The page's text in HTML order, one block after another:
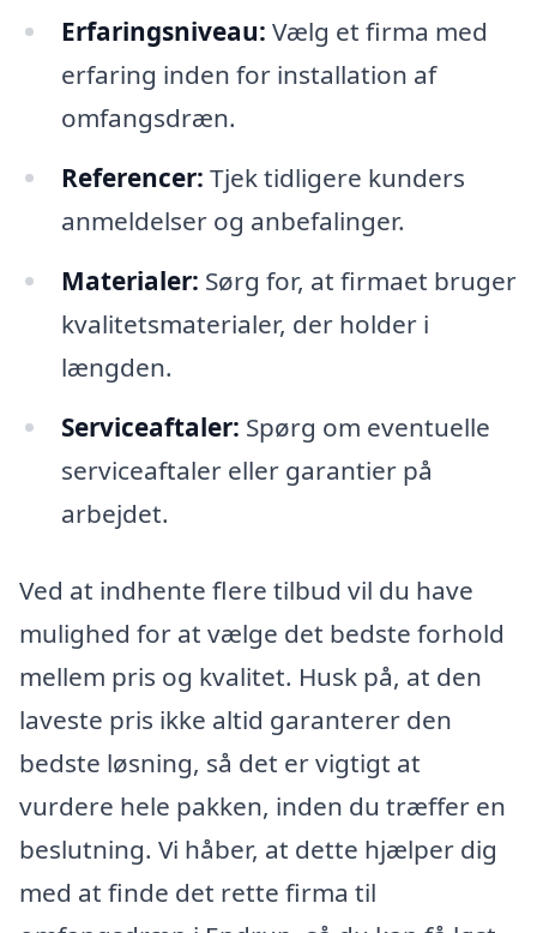
Erfaringsniveau: Vælg et firma med
erfaring inden for installation af
omfangsdræn.
Referencer: Tjek tidligere kunders
anmeldelser og anbefalinger.
Materialer: Sørg for, at firmaet bruger
kvalitetsmaterialer, der holder i
længden.
Serviceaftaler: Spørg om eventuelle
serviceaftaler eller garantier på
arbejdet.
Ved at indhente flere tilbud vil du have
mulighed for at vælge det bedste forhold
mellem pris og kvalitet. Husk på, at den
laveste pris ikke altid garanterer den
bedste løsning, så det er vigtigt at
vurdere hele pakken, inden du træffer en
beslutning. Vi håber, at dette hjælper dig
med at finde det rette firma til